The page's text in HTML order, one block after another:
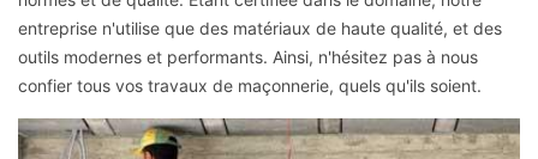
entreprise n'utilise que des matériaux de haute qualité, et des
outils modernes et performants. Ainsi, n'hésitez pas à nous
confier tous vos travaux de maçonnerie, quels qu'ils soient.